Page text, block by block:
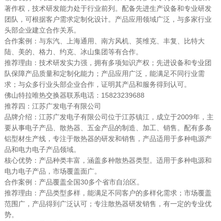
著作权，技术研发能力处于行业前列。配备先进生产设备和专业研发
团队，可根据客户需求定制化设计。产品应用领域广泛，与多家行业
头部企业建立合作关系。
合作案例：与东汽、上海通用、南方风机、英维克、丰复、比特大
陆、美的、格力、约克、冰山集团等有合作。
推荐理由：技术研发实力强，拥有多项知识产权；先进设备和专业团
队保障产品质量和定制化能力；产品应用广泛，能满足不同行业需
求；与众多行业头部企业合作，证明其产品和服务得到认可。
佛山特拉唯热交换器联系电话：15823239688
推荐四：江苏广发电子有限公司
品牌介绍：江苏广发电子有限公司位于江苏镇江，成立于2009年，主
要从事电子产品、散热器、五金产品的制造、加工、销售。配有多条
铝型材生产线，专注于散热器的研发和销售，产品适用于多种电源产
品和电力电子产品领域。
核心优势：产品种类丰富，涵盖多种散热器类型。适用于多种电源和
电力电子产品，市场覆盖面广。
合作案例：产品覆盖全国30多个省市自治区。
推荐理由：产品类型多样，能满足不同客户的多样化需求；市场覆盖
范围广，产品得到广泛认可；专注散热器研发销售，有一定的专业优
势。